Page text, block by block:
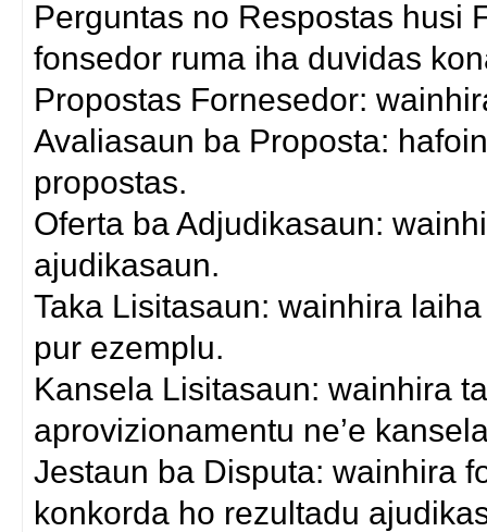
Perguntas no Respostas husi
fonsedor ruma iha duvidas
Propostas Fornesedor:
Avaliasaun ba Proposta:
propostas.
Oferta ba Adjudikasaun:
ajudikasaun.
Taka Lisitasaun: wainhira
pur ezemplu.
Kansela Lisitasaun: wainhira
aprovizionamentu ne’e
Jestaun ba Disputa: wainhira
konkorda ho rezultadu